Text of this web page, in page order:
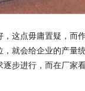
这点毋庸置疑，而
就会给企业的产量
步进行，而在厂家